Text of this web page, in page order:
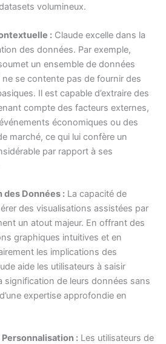
volumineux.
:Claude excelle dans la
des données. Par exemple,
un ensemble de données
ne se contente pas de fournir des
Il est capable d’extraire des
compte des facteurs externes,
économiques ou des
marché, ce qui lui confère un
par rapport à ses
des Données :La capacité de
des visualisations assistées par
un atout majeur. En offrant des
graphiques intuitives et en
les implications des
aide les utilisateurs à saisir
signification de leurs données sans
expertise approfondie en
:Les utilisateurs de